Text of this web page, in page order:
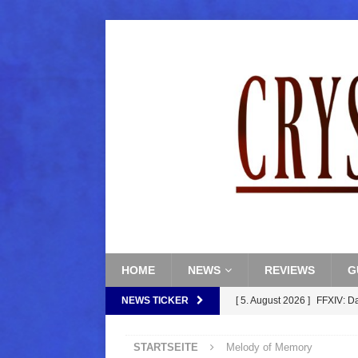
HOME NEWS REVIEWS
NEWS TICKER [ 5. August 2026 ] FFXIV:
[ 5. August 2026 ]
STARTSEITE Melody of Memory